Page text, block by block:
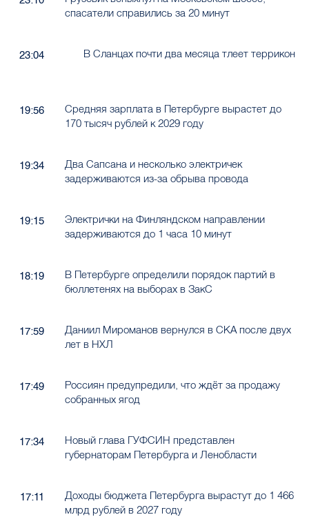
спасатели справились за 20 минут
23:04 В Сланцах почти два месяца тлеет террикон
19:56
Средняя зарплата в Петербурге вырастет до
170 тысяч рублей к 2029 году
19:34
Два Сапсана и несколько электричек
задерживаются из-за обрыва провода
19:15
Электрички на Финляндском направлении
задерживаются до 1 часа 10 минут
18:19
В Петербурге определили порядок партий в
бюллетенях на выборах в ЗакС
17:59
Даниил Мироманов вернулся в СКА после двух
лет в НХЛ
17:49
Россиян предупредили, что ждёт за продажу
собранных ягод
17:34
Новый глава ГУФСИН представлен
губернаторам Петербурга и Ленобласти
17:11
Доходы бюджета Петербурга вырастут до 1 466
млрд рублей в 2027 году